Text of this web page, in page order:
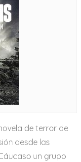
de terror de
desde las
un grupo